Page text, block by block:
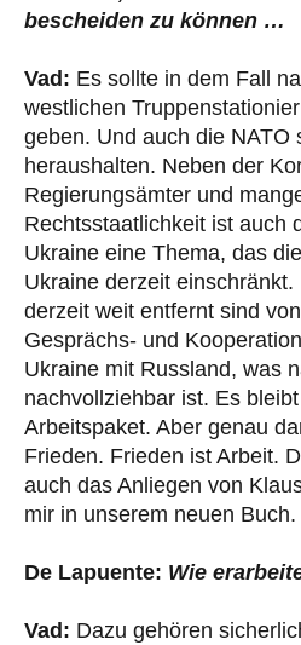
bescheiden zu können …
Vad: Es sollte in dem Fall
westlichen
geben. Und auch die NATO
heraushalten. Neben der
Regierungsämter und
Rechtsstaatlichkeit ist auch
Ukraine eine Thema, das
Ukraine derzeit
derzeit weit entfernt sind
Gesprächs- und
Ukraine mit Russland, was
nachvollziehbar ist. Es
Arbeitspaket. Aber genau
Frieden. Frieden ist Arbeit.
auch das Anliegen von
mir in unserem neuen Buch.
De Lapuente: Wie
Vad: Dazu gehören